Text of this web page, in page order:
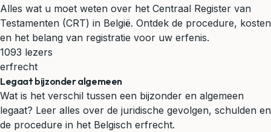
Alles wat u moet weten over het Centraal Register van
Testamenten (CRT) in België. Ontdek de procedure, kosten
en het belang van registratie voor uw erfenis.
1093 lezers
erfrecht
Legaat bijzonder algemeen
Wat is het verschil tussen een bijzonder en algemeen
legaat? Leer alles over de juridische gevolgen, schulden en
de procedure in het Belgisch erfrecht.